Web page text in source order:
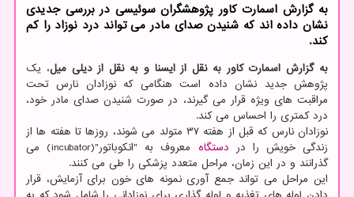
به گزارش اسمارت کاور پژوهشگران سوئیسی در بررسی جدیدی
نشان داده اند که شنیدن صدای مادر می تواند درد نوزاد را کم
کند.
به گزارش اسمارت کاور به نقل از ایسنا و به نقل از دیلی میل، یک
پژوهش جدید نشان داده است هنگامی که نوزادان نارس تحت
مراقبت های ویژه قرار می گیرند، در صورت شنیدن صدای مادر خود،
درد کمتری را احساس می کند.
نوزادان نارس که قبل از هفته ۳۷ متولد می شوند، روزها تا هفته ها از
زندگی خویش را در دستگاه
معروف به "انکوباتور"(incubator) می
گذرانند و در این زمان، مراحل متعدد پزشکی را طی می کنند.
این مراحل می تواند جمع آوری نمونه های خون برای آزمایش، قرار